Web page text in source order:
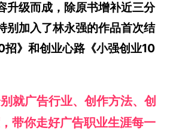
升级而成，除原书增补近三分
别加入了林永强的作品首次结
》和创业心路《小强创业10
就广告行业、创作方法、创
带你走好广告职业生涯每一